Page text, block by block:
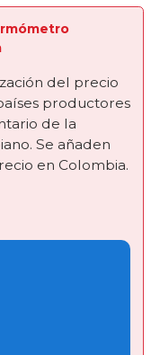
del precio
productores
de la
Se añaden
en Colombia.